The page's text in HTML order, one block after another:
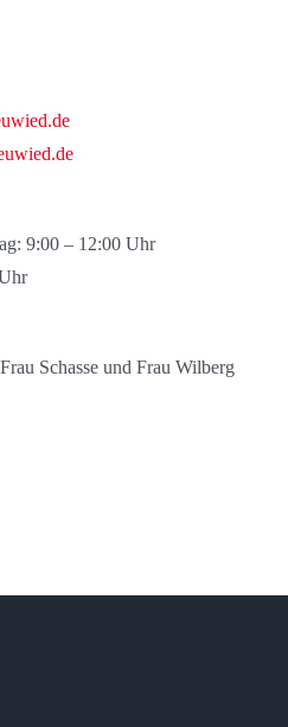
9:00 – 12:00 Uhr
Schasse und Frau Wilberg